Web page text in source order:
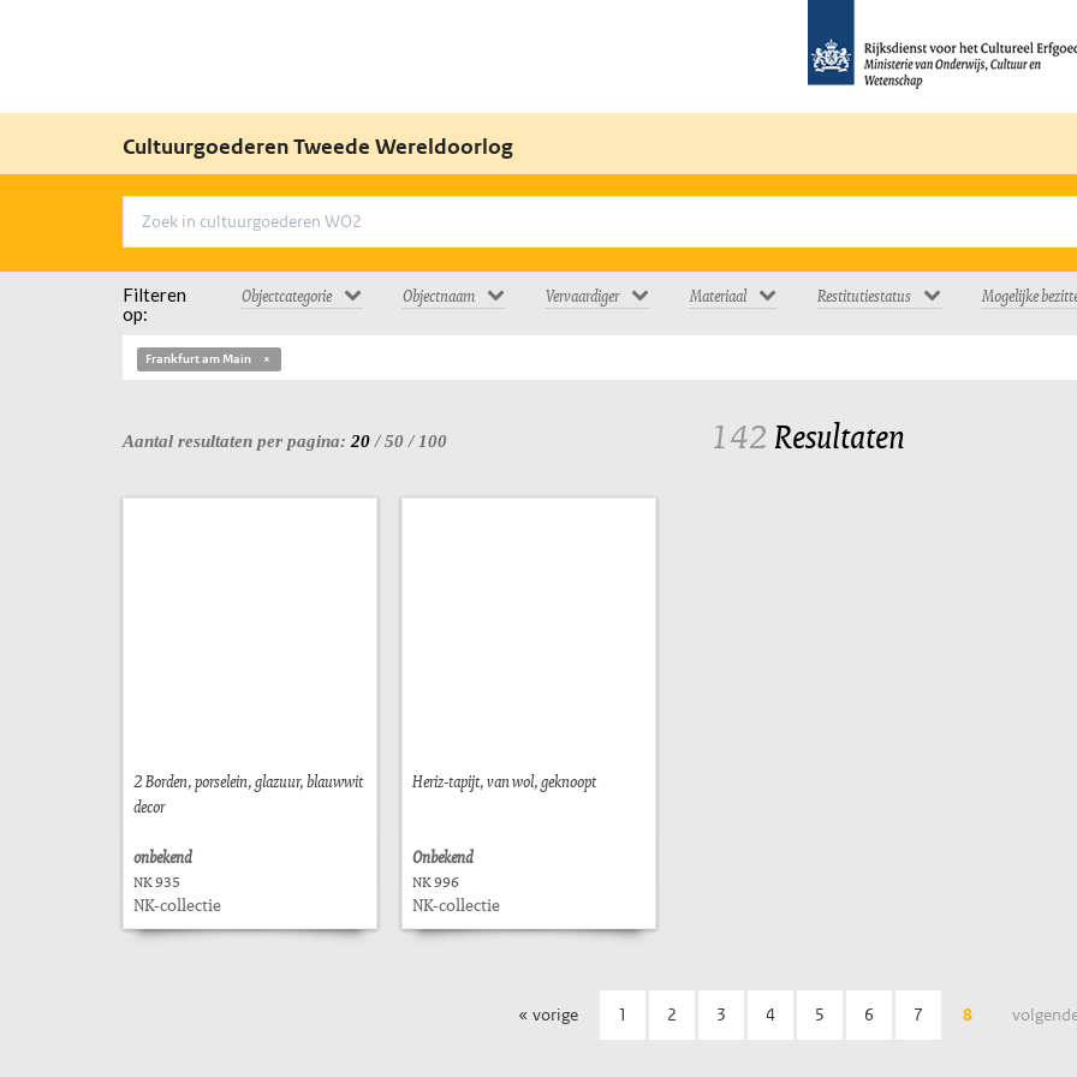
Cultuurgoederen Tweede Wereldoorlog
Filteren
op:
Objectcategorie Objectnaam Vervaardiger Materiaal Restitutiestatus Mogelijke
Frankfurt am Main
Aantal resultaten per pagina: 20 /50 / 100 142Resultaten
2 Borden, porselein, glazuur, blauwwit
decor
onbekend
NK 935
NK-collectie
Heriz-tapijt, van wol, geknoopt
Onbekend
NK 996
NK-collectie
« vorige 1 2 3 4 5 6 7 8